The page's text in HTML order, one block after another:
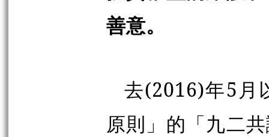
善意。
去(2016)年5月
原則」的「九二